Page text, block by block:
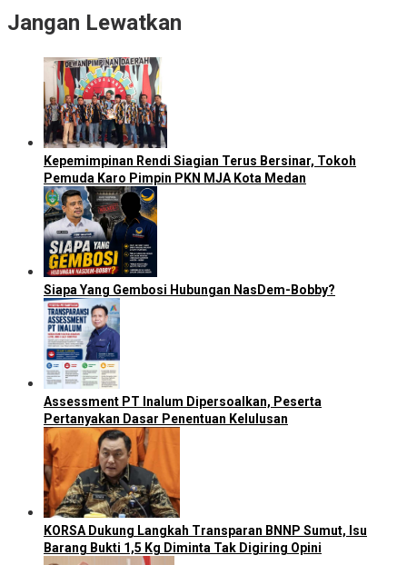
Jangan Lewatkan
Kepemimpinan Rendi Siagian Terus Bersinar, Tokoh
Pemuda Karo Pimpin PKN MJA Kota Medan
Siapa Yang Gembosi Hubungan NasDem-Bobby?
Assessment PT Inalum Dipersoalkan, Peserta
Pertanyakan Dasar Penentuan Kelulusan
KORSA Dukung Langkah Transparan BNNP Sumut, Isu
Barang Bukti 1,5 Kg Diminta Tak Digiring Opini